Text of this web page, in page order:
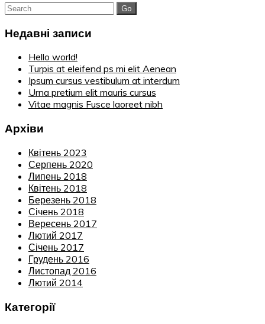
Search
for:
Недавні записи
Hello world!
Turpis at eleifend ps mi elit Aenean
Ipsum cursus vestibulum at interdum
Urna pretium elit mauris cursus
Vitae magnis Fusce laoreet nibh
Архіви
Квітень 2023
Серпень 2020
Липень 2018
Квітень 2018
Березень 2018
Січень 2018
Вересень 2017
Лютий 2017
Січень 2017
Грудень 2016
Листопад 2016
Лютий 2014
Категорії